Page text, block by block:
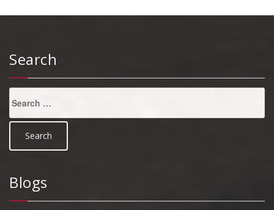
Search
for:
Blogs